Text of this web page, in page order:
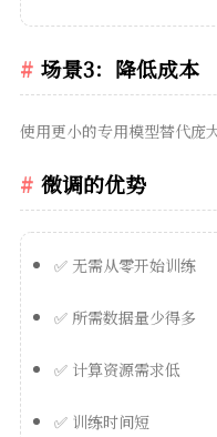
场景3：降低成本
使用更小的专用模型替代庞
微调的优势
✅ 无需从零开始训练
✅ 所需数据量少得多
✅ 计算资源需求低
✅ 训练时间短